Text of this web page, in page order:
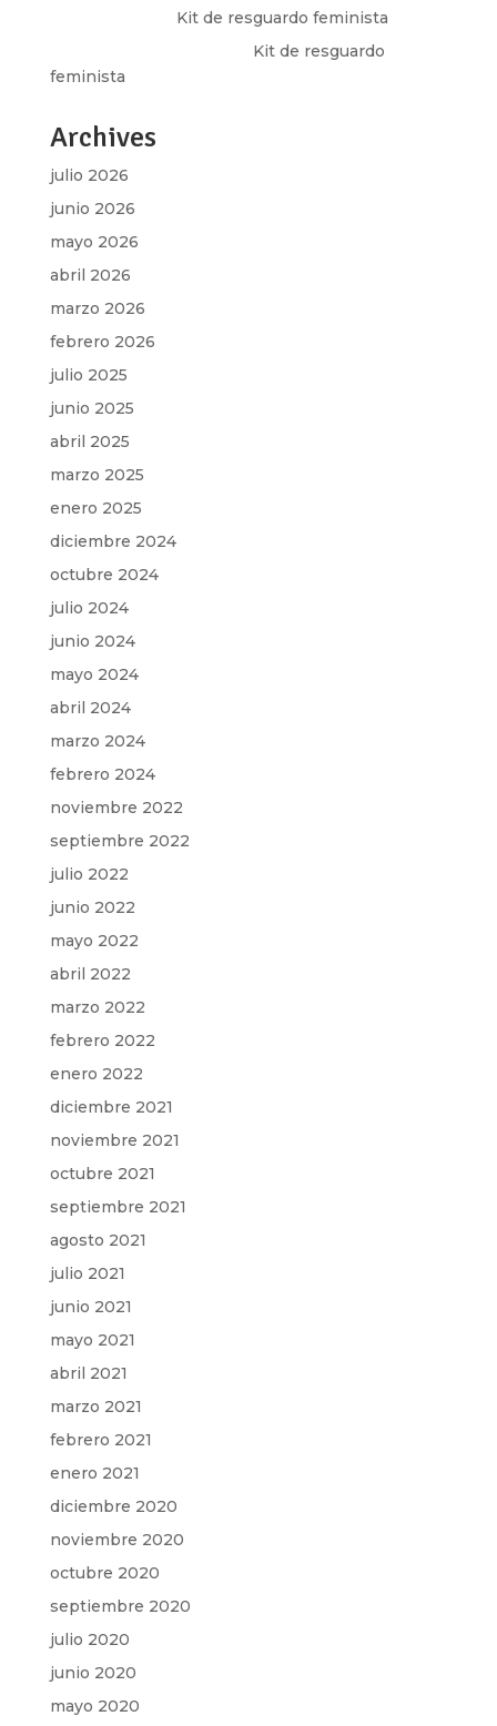
Kit de resguardo feminista
Kit de resguardo
feminista
Archives
julio 2026
junio 2026
mayo 2026
abril 2026
marzo 2026
febrero 2026
julio 2025
junio 2025
abril 2025
marzo 2025
enero 2025
diciembre 2024
octubre 2024
julio 2024
junio 2024
mayo 2024
abril 2024
marzo 2024
febrero 2024
noviembre 2022
septiembre 2022
julio 2022
junio 2022
mayo 2022
abril 2022
marzo 2022
febrero 2022
enero 2022
diciembre 2021
noviembre 2021
octubre 2021
septiembre 2021
agosto 2021
julio 2021
junio 2021
mayo 2021
abril 2021
marzo 2021
febrero 2021
enero 2021
diciembre 2020
noviembre 2020
octubre 2020
septiembre 2020
julio 2020
junio 2020
mayo 2020